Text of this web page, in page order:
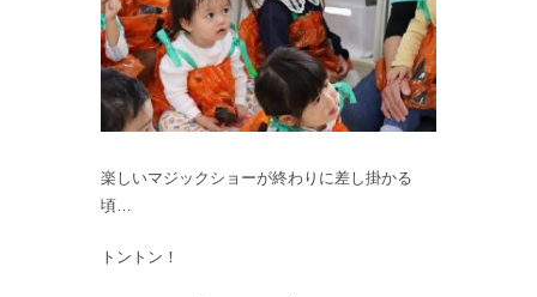
楽しいマジックショーが終わりに差し掛かる
頃…
トントン！